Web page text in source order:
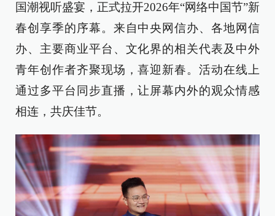
国潮视听盛宴，正式拉开2026年“网络中国节”新
春创享季的序幕。来自中央网信办、各地网信
办、主要商业平台、文化界的相关代表及中外
青年创作者齐聚现场，喜迎新春。活动在线上
通过多平台同步直播，让屏幕内外的观众情感
相连，共庆佳节。